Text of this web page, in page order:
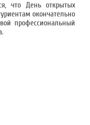
что День открытых
окончательно
профессиональный